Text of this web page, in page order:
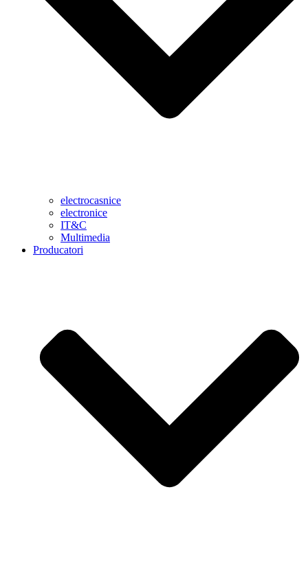
electrocasnice
electronice
IT&C
Multimedia
Producatori